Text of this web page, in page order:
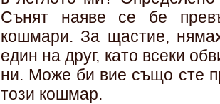
Сънят наяве се бе
кошмари. За щастие,
един на друг, като всеки
ни. Може би вие също сте
този кошмар.